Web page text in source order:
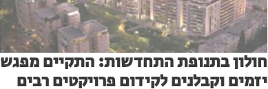
חולון בתנופת התחדשות: התקיים מפגש
יזמים וקבלנים לקידום פרויקטים רבים